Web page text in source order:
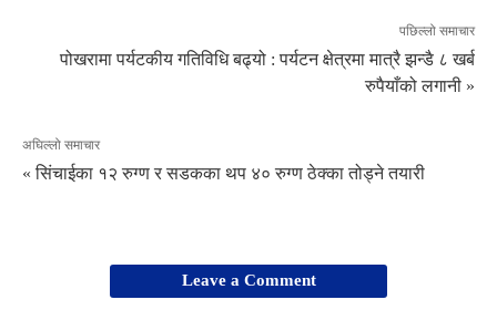
पछिल्लो समाचार
पोखरामा पर्यटकीय गतिविधि बढ्यो : पर्यटन क्षेत्रमा मात्रै झन्डै ८ खर्ब
रुपैयाँको लगानी »
अघिल्लो समाचार
« सिंचाईका १२ रुग्ण र सडकका थप ४० रुग्ण ठेक्का तोड्ने तयारी
Leave a Comment